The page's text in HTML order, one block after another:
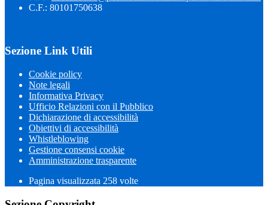
C.F.: 80101750638
Sezione Link Utili
Cookie policy
Note legali
Informativa Privacy
Ufficio Relazioni con il Pubblico
Dichiarazione di accessibilità
Obiettivi di accessibilità
Whistleblowing
Gestione consensi cookie
Amministrazione trasparente
Pagina visualizzata 258 volte